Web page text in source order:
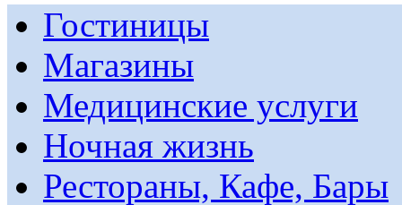
Гостиницы
Магазины
Медицинские услуги
Ночная жизнь
Рестораны, Кафе, Бары